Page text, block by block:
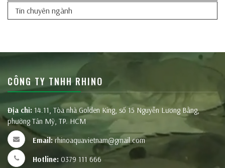
Tin chuyên ngành
CÔNG TY TNHH RHINO
Địa chỉ: 14.11, Tòa nhà Golden King, số 15 Nguyễn Lương Bằng,
phường Tân Mỹ, TP. HCM
Email: rhinoaquavietnam@gmail.com
Hotline: 0379 111 666